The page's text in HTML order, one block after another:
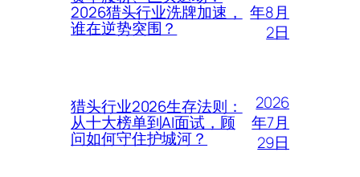
2026猎头行业洗牌加速，
谁在逆势突围？
年8月
2日
猎头行业2026生存法则：
从十大榜单到AI面试，顾
问如何守住护城河？
2026
年7月
29日